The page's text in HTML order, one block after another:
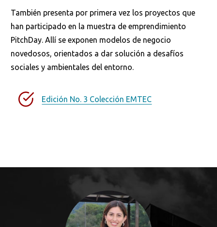
También presenta por primera vez los proyectos que
han participado en la muestra de emprendimiento
PitchDay. Allí se exponen modelos de negocio
novedosos, orientados a dar solución a desafíos
sociales y ambientales del entorno.
Edición No. 3 Colección EMTEC